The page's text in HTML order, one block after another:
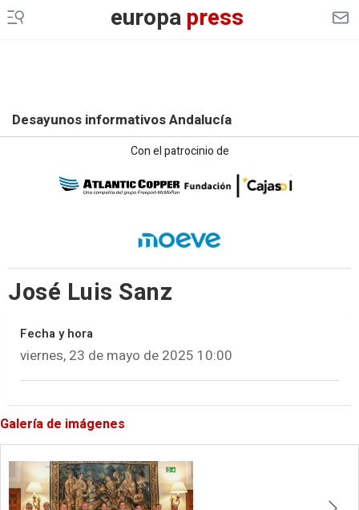
europapress
Desayunos informativos Andalucía
Con el patrocinio de
José Luis Sanz
Fecha y hora
viernes, 23 de mayo de 2025 10:00
Galería de imágenes